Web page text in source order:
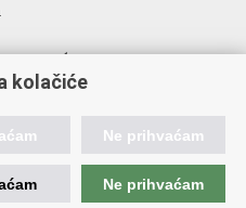
sustava
kriminaliteta
kolačiće
Ne prihvaćam
Ne prihvaćam